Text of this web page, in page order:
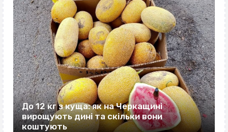
До 12 кг з куща: як на Черкащині
вирощують дині та скільки вони
коштують